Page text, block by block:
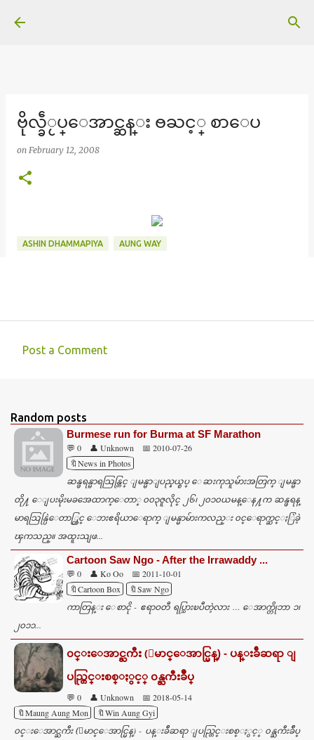
ဗိုလ္ခဵႂပ္ေအာင္ဆန္း ႎႀင့္ စာေပ
on February 12, 2008
ASHIN DHAMMAPIYA AUNG WAY
m
e
n
s
Post a Comment
Random posts
Burmese run for Burma at SF Marathon
💬 0 👤 Unknown
📅 2010-07-26
🔖News in Photos
ဆန္ဖရန္မာရသြန္တြင္ ျမန္မာျပည္နယ္စပ္ ေဆးကုသူမ်ားအတြက္ ျမန္မာ
တို႔ ေျပးမိုးမခအေထာက္ေတာ္ ၀၀၃ဇူလိုင္ ၂၆၊ ၂၀၁၀ယမန္ေန႔က ဆန္ဖရန္
မာရသြန္ပြဲေတာ္တြင္ ေဘးဧရိယာေရာက္ ျမန္မာမ်ားကလည္း ၀င္ေရာက္ဆင္ႏြဲခဲ့
ၾကသည္။ အထူးသျဖ...
Cartoon Saw Ngo - After the Irrawaddy ...
💬 0 👤 Ko Oo
📅 2011-10-01
🔖Cartoon Box
🔖Saw Ngo
ကာတြန္း ေစာငို - ဧရာဝတီ ရပ္သြားၿပီတဲ့လား … ေအာက္တိုဘာ ၁၊
၂၀၁၁...
၀င္းေအာင္ႀကီး (ေမာင္ေအာင္မြန္) - ပန္းခ်ီဆရာ ျ
ပည္တြင္းစစ္ႏွင့္ ၀န္ႀကီးခ်ဳပ္
💬 0 👤 Unknown
📅 2018-05-14
🔖Maung Aung Mon
🔖Win Aung Gyi
၀င္းေအာင္ႀကီး (ေမာင္ေအာင္မြန္) - ပန္းခ်ီဆရာ ျပည္တြင္းစစ္ႏွင့္ ၀န္ႀကီးခ်ဳပ္